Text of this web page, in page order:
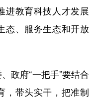
进教育科技人才发展
态、服务生态和开放
府“一把手”要结合
，带头实干，把准制